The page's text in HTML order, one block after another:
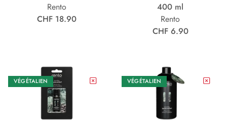
Rento
CHF 18.90
400 ml
Rento
CHF 6.90
VÉGÉTALIEN VÉGÉTALIEN